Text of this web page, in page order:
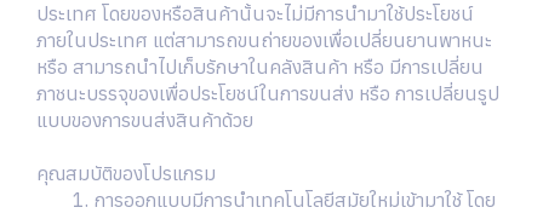
ประเทศ โดยของหรือสินค้านั้นจะไม่มีการนำมาใช้ประโยชน์
ภายในประเทศ แต่สามารถขนถ่ายของเพื่อเปลี่ยนยานพาหนะ
หรือ สามารถนำไปเก็บรักษาในคลังสินค้า หรือ มีการเปลี่ยน
ภาชนะบรรจุของเพื่อประโยชน์ในการขนส่ง หรือ การเปลี่ยนรูป
แบบของการขนส่งสินค้าด้วย
คุณสมบัติของโปรแกรม
การออกแบบมีการนำเทคโนโลยีสมัยใหม่เข้ามาใช้ โดย